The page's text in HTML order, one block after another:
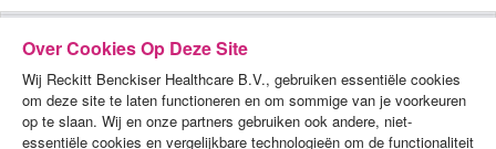
Over Cookies Op Deze Site
Wij Reckitt Benckiser Healthcare B.V., gebruiken essentiële cookies
om deze site te laten functioneren en om sommige van je voorkeuren
op te slaan. Wij en onze partners gebruiken ook andere, niet-
essentiële cookies en vergelijkbare technologieën om de functionaliteit